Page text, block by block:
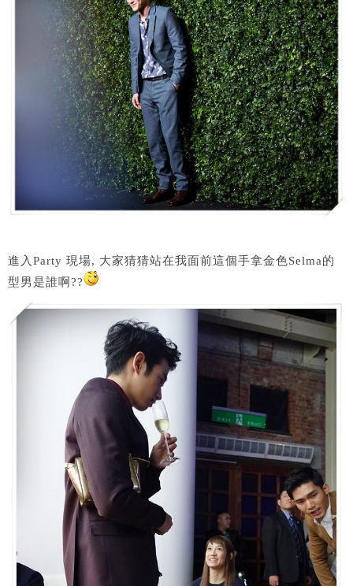
進入Party 現場, 大家猜猜站在我面前這個手拿金色Selma的
型男是誰啊??